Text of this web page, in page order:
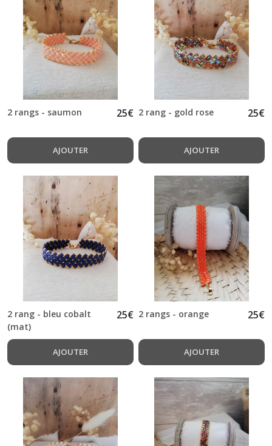
2 rangs - saumon 25€
AJOUTER
2 rang - gold rose 25€
AJOUTER
2 rang - bleu cobalt
(mat)
25€
AJOUTER
2 rangs - orange 25€
AJOUTER